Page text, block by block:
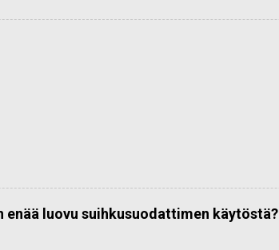
luovu suihkusuodattimen käytöstä?